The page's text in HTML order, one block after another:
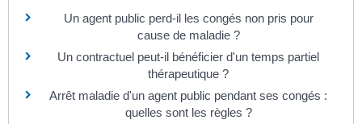
Un agent public perd-il les congés non pris pour
cause de maladie ?
Un contractuel peut-il bénéficier d'un temps partiel
thérapeutique ?
Arrêt maladie d'un agent public pendant ses congés :
quelles sont les règles ?